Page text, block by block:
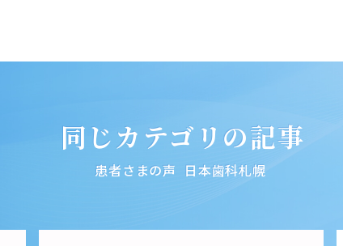
同じカテゴリの記事
患者さまの声 日本歯科札幌